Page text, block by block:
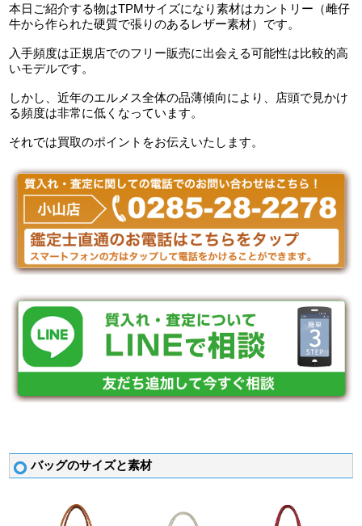
本日ご紹介する物はTPMサイズになり素材はカントリー（雌仔
牛から作られた硬質で張りのあるレザー素材）です。
入手頻度は正規店でのフリー販売に出会える可能性は比較的高
いモデルです。
しかし、近年のエルメス全体の品薄傾向により、店頭で見かけ
る頻度は非常に低くなっています。
それでは買取のポイントをお伝えいたします。
バッグのサイズと素材